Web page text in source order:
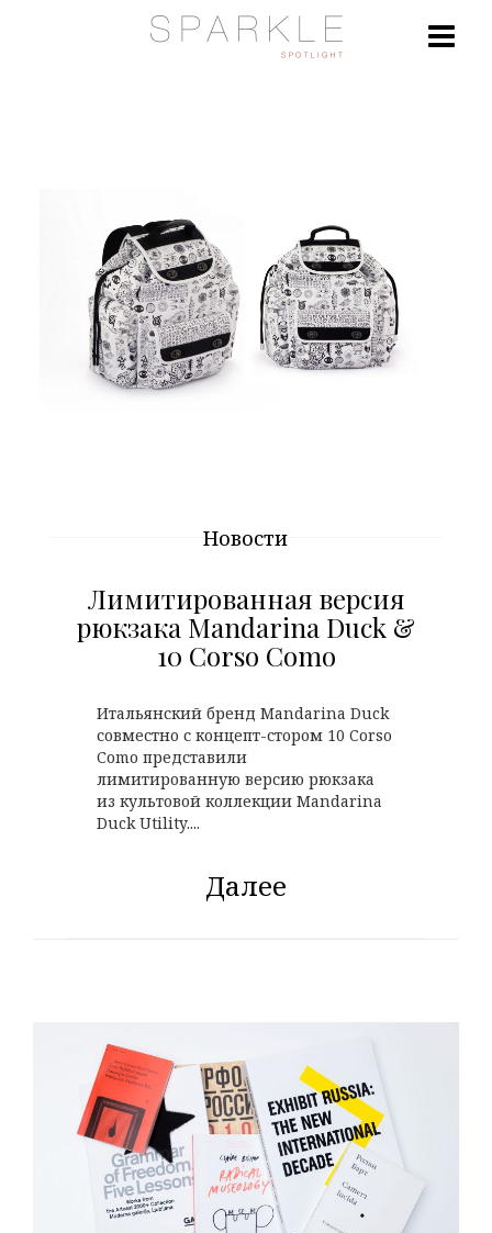
Новости
Лимитированная версия
рюкзака Mandarina Duck &
10 Corso Como
Итальянский бренд Mandarina Duck
совместно с концепт-стором 10 Corso
Como представили
лимитированную версию рюкзака
из культовой коллекции Mandarina
Duck Utility....
Далее